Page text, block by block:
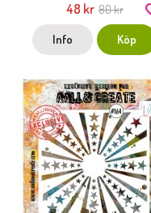
48 kr 80 kr
Info Köp